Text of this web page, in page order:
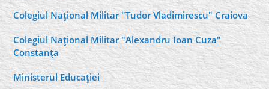
Colegiul Naţional Militar "Tudor Vladimirescu" Craiova
Colegiul Naţional Militar "Alexandru Ioan Cuza"
Constanţa
Ministerul Educaţiei